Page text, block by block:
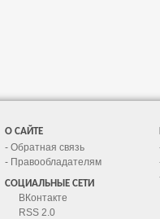
О САЙТЕ
- Обратная связь
- Правообладателям
СОЦИАЛЬНЫЕ СЕТИ
ВКонтакте
RSS 2.0